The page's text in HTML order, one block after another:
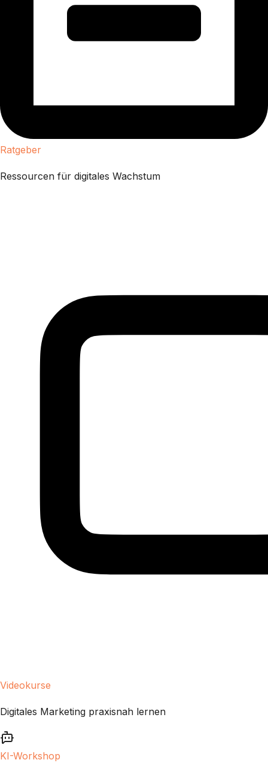
Ratgeber
Ressourcen für digitales Wachstum
Videokurse
Digitales Marketing praxisnah lernen
KI-Workshop